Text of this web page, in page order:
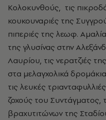
Κολοκυνθούς, τις
κουκουναριές της
πιπεριές της λεωφ.
της γλυσίνας στην
Λαυρίου, τις νερατζιές
στα μελαγχολικά
τις λευκές
ζοχούς του Συντάγματος,
βραχυτιτώνων της